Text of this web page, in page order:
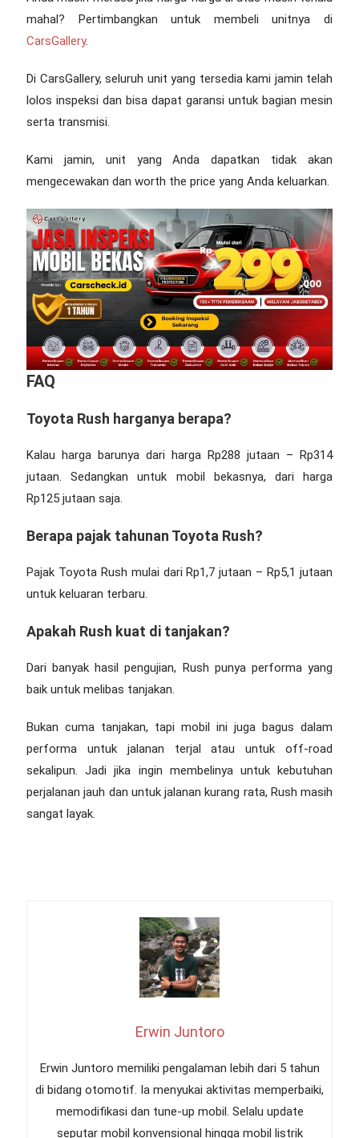
mahal? Pertimbangkan untuk membeli unitnya di
CarsGallery.
Di CarsGallery, seluruh unit yang tersedia kami jamin telah
lolos inspeksi dan bisa dapat garansi untuk bagian mesin
serta transmisi.
Kami jamin, unit yang Anda dapatkan tidak akan
mengecewakan dan worth the price yang Anda keluarkan.
FAQ
Toyota Rush harganya berapa?
Kalau harga barunya dari harga Rp288 jutaan – Rp314
jutaan. Sedangkan untuk mobil bekasnya, dari harga
Rp125 jutaan saja.
Berapa pajak tahunan Toyota Rush?
Pajak Toyota Rush mulai dari Rp1,7 jutaan – Rp5,1 jutaan
untuk keluaran terbaru.
Apakah Rush kuat di tanjakan?
Dari banyak hasil pengujian, Rush punya performa yang
baik untuk melibas tanjakan.
Bukan cuma tanjakan, tapi mobil ini juga bagus dalam
performa untuk jalanan terjal atau untuk off-road
sekalipun. Jadi jika ingin membelinya untuk kebutuhan
perjalanan jauh dan untuk jalanan kurang rata, Rush masih
sangat layak.
Erwin Juntoro
Erwin Juntoro memiliki pengalaman lebih dari 5 tahun
di bidang otomotif. Ia menyukai aktivitas memperbaiki,
memodifikasi dan tune-up mobil. Selalu update
seputar mobil konvensional hingga mobil listrik